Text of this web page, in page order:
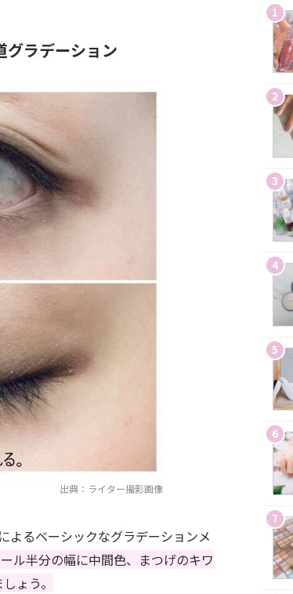
グラデーション
出典：ライター撮影画像
よるベーシックなグラデーションメ
ル半分の幅に中間色、まつげのキワ
ょう。
1
2
3
4
5
6
7